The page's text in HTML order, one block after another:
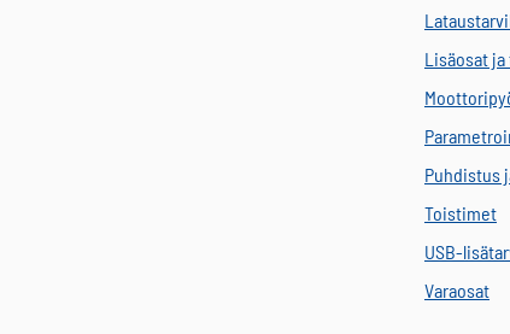
Lisäosat
Puhdistus
Toistimet
USB-
Varaosat